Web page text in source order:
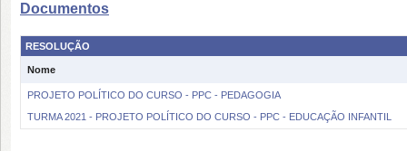
Documentos
RESOLUÇÃO
Nome
PROJETO POLÍTICO DO CURSO - PPC - PEDAGOGIA
TURMA 2021 - PROJETO POLÍTICO DO CURSO - PPC - EDUCAÇÃO INFANTIL